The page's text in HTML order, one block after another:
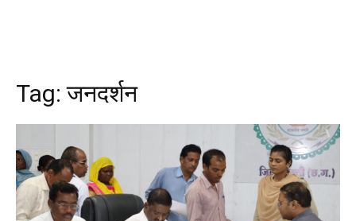
Tag:जनदर्शन